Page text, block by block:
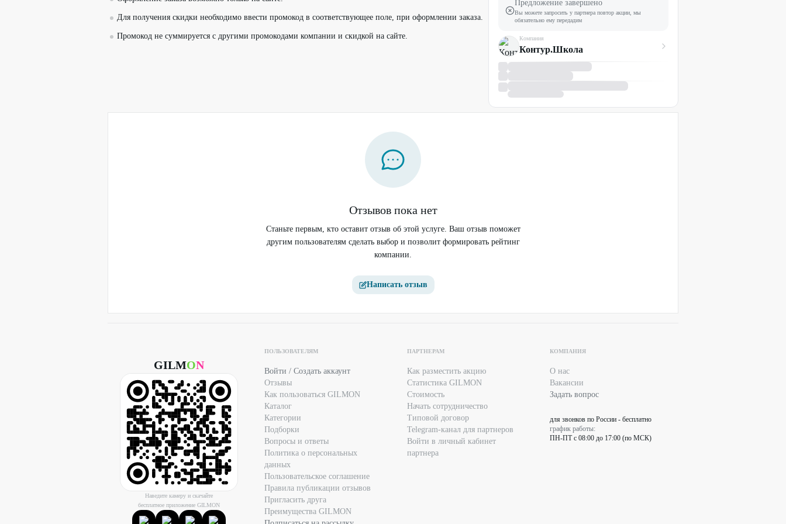
Для получения скидки необходимо ввести промокод в соответствующее поле, при оформлении заказа.
Промокод не суммируется с другими промокодами компании и скидкой на сайте.
Предложение завершено
Вы можете запросить у партнера повтор акции, мы
обязательно ему передадим
Компания
Контур.Школа
Отзывов пока нет
Станьте первым, кто оставит отзыв об этой услуге. Ваш отзыв поможет
другим пользователям сделать выбор и позволит формировать рейтинг
компании.
Написать отзыв
GILMON
Наведите камеру и скачайте
бесплатное приложение GILMON
ПОЛЬЗОВАТЕЛЯМ
Войти / Создать аккаунт
Отзывы
Как пользоваться GILMON
Каталог
Категории
Подборки
Вопросы и ответы
Политика о персональных
данных
Пользовательское соглашение
Правила публикации отзывов
Пригласить друга
Преимущества GILMON
ПАРТНЕРАМ
Как разместить акцию
Статистика GILMON
Стоимость
Начать сотрудничество
Типовой договор
Telegram-канал для партнеров
Войти в личный кабинет
партнера
КОМПАНИЯ
О нас
Вакансии
Задать вопрос
для звонков по России - бесплатно
график работы:
ПН-ПТ с 08:00 до 17:00 (по МСК)